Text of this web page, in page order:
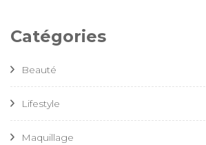
Catégories
Beauté
Lifestyle
Maquillage